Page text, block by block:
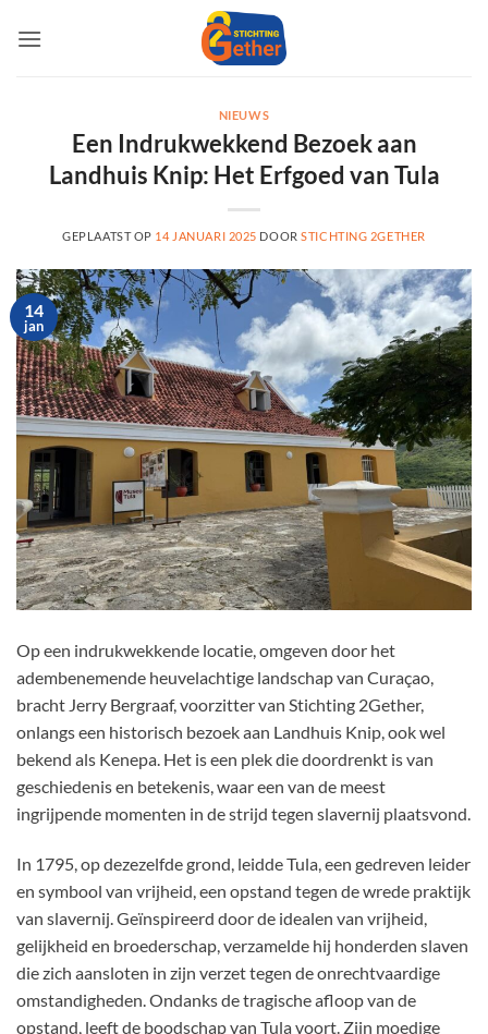
naar
NIEUWS
Een Indrukwekkend Bezoek aan
Landhuis Knip: Het Erfgoed van Tula
GEPLAATST OP 14 JANUARI 2025 DOORSTICHTING 2GETHER
14
jan
Op een indrukwekkende locatie, omgeven door het
adembenemende heuvelachtige landschap van Curaçao,
bracht Jerry Bergraaf, voorzitter van Stichting 2Gether,
onlangs een historisch bezoek aan Landhuis Knip, ook wel
bekend als Kenepa. Het is een plek die doordrenkt is van
geschiedenis en betekenis, waar een van de meest
ingrijpende momenten in de strijd tegen slavernij plaatsvond.
In 1795, op dezezelfde grond, leidde Tula, een gedreven leider
en symbool van vrijheid, een opstand tegen de wrede praktijk
van slavernij. Geïnspireerd door de idealen van vrijheid,
gelijkheid en broederschap, verzamelde hij honderden slaven
die zich aansloten in zijn verzet tegen de onrechtvaardige
omstandigheden. Ondanks de tragische afloop van de
opstand, leeft de boodschap van Tula voort. Zijn moedige